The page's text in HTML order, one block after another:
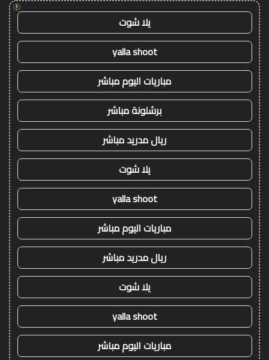
!
يلا شوت
yalla shoot
مباريات اليوم مباشر
برشلونة مباشر
ريال مدريد مباشر
يلا شوت
yalla shoot
مباريات اليوم مباشر
ريال مدريد مباشر
يلا شوت
yalla shoot
مباريات اليوم مباشر